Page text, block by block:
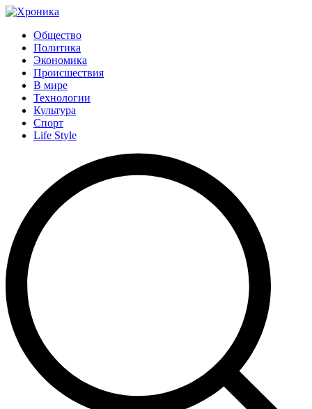
Общество
Политика
Экономика
Происшествия
В мире
Технологии
Культура
Спорт
Life Style